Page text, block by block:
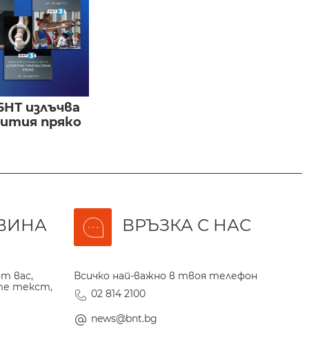
излъчва
пряко
вас,
текст,
ВРЪЗКА С НАС
Всичко най-важно в твоя телефон
02 814 2100
news@bnt.bg